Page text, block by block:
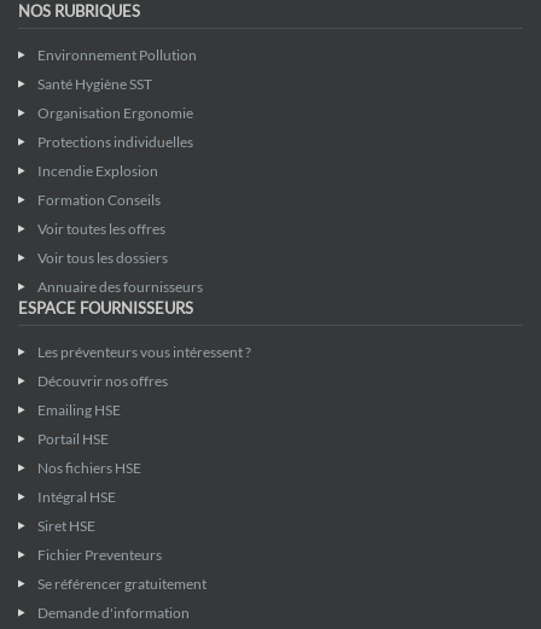
NOS RUBRIQUES
Environnement Pollution
Santé Hygiène SST
Organisation Ergonomie
Protections individuelles
Incendie Explosion
Formation Conseils
Voir toutes les offres
Voir tous les dossiers
Annuaire des fournisseurs
ESPACE FOURNISSEURS
Les préventeurs vous intéressent ?
Découvrir nos offres
Emailing HSE
Portail HSE
Nos fichiers HSE
Intégral HSE
Siret HSE
Fichier Preventeurs
Se référencer gratuitement
Demande d'information